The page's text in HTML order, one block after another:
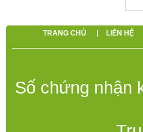
TRANG CHỦ LIÊN HỆ
Số chứng nhận